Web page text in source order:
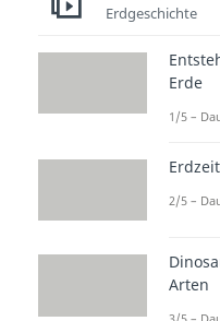
Ganz
liegen
beiden
unsere
Erdgeschichte
Erde
1/5 –
2/5 –
Arten